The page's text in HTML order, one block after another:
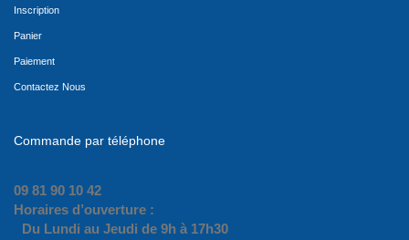
Inscription
Panier
Paiement
Contactez Nous
Commande par téléphone
09 81 90 10 42
Horaires d’ouverture :
Du Lundi au Jeudi de 9h à 17h30